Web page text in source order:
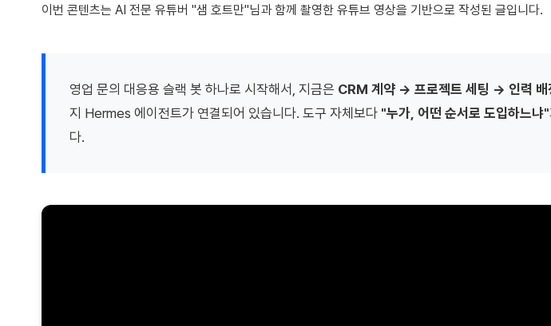
이번 콘텐츠는 AI 전문 유튜버 "샘 호트만"님과 함께 촬영한 유튜브 영상을 기반으로 작성된 글입니다.
영업 문의 대응용 슬랙 봇 하나로 시작해서, 지금은 CRM 계약 → 프로젝트 세팅 → 인력
지 Hermes 에이전트가 연결되어 있습니다. 도구 자체보다 "누가, 어떤 순서로 도입하느냐"
다.